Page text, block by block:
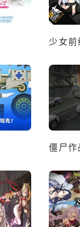
少女前
僵尸作